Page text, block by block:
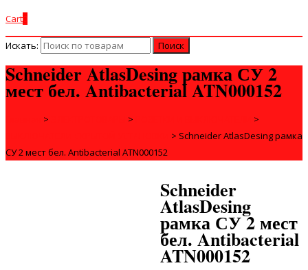
Cart
Искать:
Schneider AtlasDesing рамка СУ 2
мест бел. Antibacterial ATN000152
> >
>
> Schneider AtlasDesing рамка
СУ 2 мест бел. Antibacterial ATN000152
Schneider
AtlasDesing
рамка СУ 2 мест
бел. Antibacterial
ATN000152